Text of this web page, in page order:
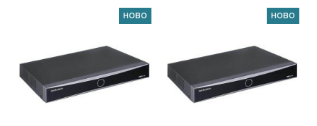
НОВО НОВО